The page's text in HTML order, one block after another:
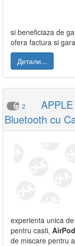
si beneficiaza de
ofera factura si
Детали...
2
Bluetooth cu
experienta unica
pentru casti,
de miscare pentru